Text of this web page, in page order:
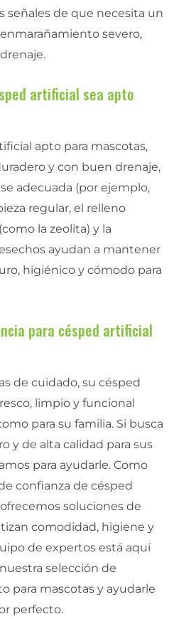
señales de que necesita un
severo,
artificial sea apto
apto para mascotas,
y con buen drenaje,
adecuada (por ejemplo,
regular, el relleno
la zeolita) y la
ayudan a mantener
higiénico y cómodo para
para césped artificial
de cuidado, su césped
limpio y funcional
para su familia. Si busca
y de alta calidad para sus
para ayudarle. Como
confianza de césped
soluciones de
comodidad, higiene y
de expertos está aquí
selección de
para mascotas y ayudarle
perfecto.